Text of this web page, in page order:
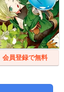
会員登録で無料